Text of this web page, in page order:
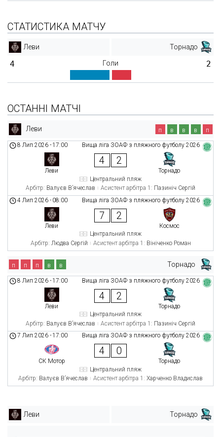
СТАТИСТИКА МАТЧУ
Леви Торнадо
4 Голи 2
ОСТАННІ МАТЧІ
Леви п в в в п
Вища ліга ЗОАФ з пляжного футболу 2026
8 Лип 2026 -17:00
Леви
4 2
Торнадо
Центральний пляж
Арбітр: Валуєв В’ячеслав Асистент арбітра 1: Пазиніч Сергій
Вища ліга ЗОАФ з пляжного футболу 2026
4 Лип 2026 - 08:00
Леви
7 2
Космос
Центральний пляж
Арбітр: Людва Сергій Асистент арбітра 1: Вініченко Роман
Торнадо
п п п в в
Вища ліга ЗОАФ з пляжного футболу 2026
8 Лип 2026 -17:00
Леви
4 2
Торнадо
Центральний пляж
Арбітр: Валуєв В’ячеслав Асистент арбітра 1: Пазиніч Сергій
Вища ліга ЗОАФ з пляжного футболу 2026
7 Лип 2026 -17:00
СК Мотор
4 0
Торнадо
Центральний пляж
Арбітр: Валуєв В’ячеслав Асистент арбітра 1: Харченко Владислав
Леви Торнадо